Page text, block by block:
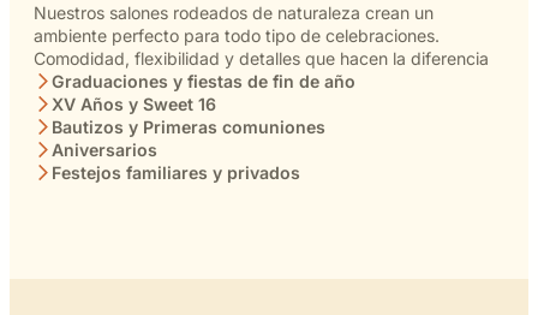
Nuestros salones rodeados de naturaleza crean un
ambiente perfecto para todo tipo de celebraciones.
Comodidad, flexibilidad y detalles que hacen la diferencia
Graduaciones y fiestas de fin de año
XV Años y Sweet 16
Bautizos y Primeras comuniones
Aniversarios
Festejos familiares y privados